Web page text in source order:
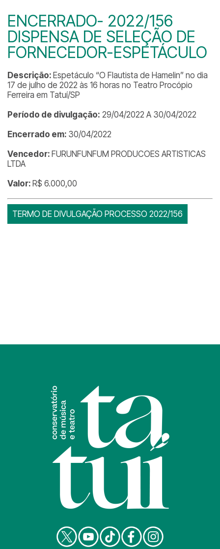
ENCERRADO- 2022/156
DISPENSA DE SELEÇÃO DE
FORNECEDOR-ESPETÁCULO
Descrição: Espetáculo “O Flautista de Hamelin” no dia
17 de julho de 2022 às 16 horas no Teatro Procópio
Ferreira em Tatuí/SP
Período de divulgação: 29/04/2022 A 30/04/2022
Encerrado em: 30/04/2022
Vencedor: FURUNFUNFUM PRODUCOES ARTISTICAS
LTDA
Valor: R$ 6.000,00
TERMO DE DIVULGAÇÃO PROCESSO 2022/156